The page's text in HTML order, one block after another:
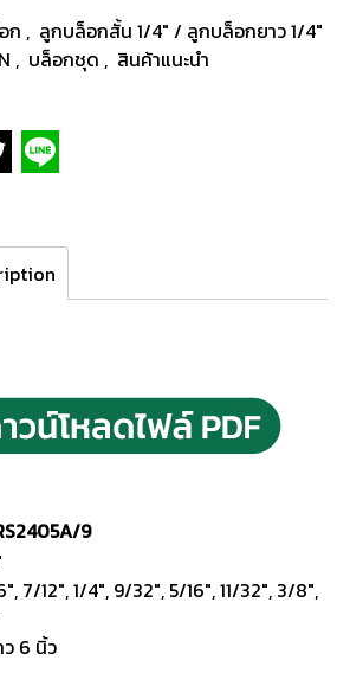
ก , ลูกบล็อกสั้น 1/4" / ลูกบล็อกยาว 1/4"
, บล็อกชุด , สินค้าแนะนำ
9
7/12", 1/4", 9/32", 5/16", 11/32", 3/8",
ว 6 นิ้ว